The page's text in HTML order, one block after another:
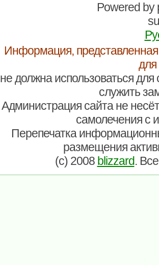
Powered by
Информация,
для
не должна использоваться
служить
Администрация сайта не
самолечения с
Перепечатка
размещения
(c) 2008 blizzard.